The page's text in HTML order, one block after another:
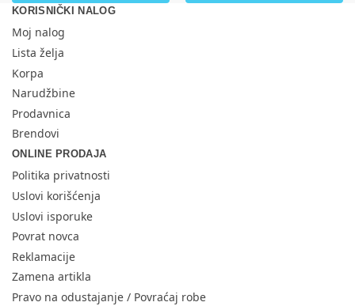
KORISNIČKI NALOG
Moj nalog
Lista želja
Korpa
Narudžbine
Prodavnica
Brendovi
ONLINE PRODAJA
Politika privatnosti
Uslovi korišćenja
Uslovi isporuke
Povrat novca
Reklamacije
Zamena artikla
Pravo na odustajanje / Povraćaj robe